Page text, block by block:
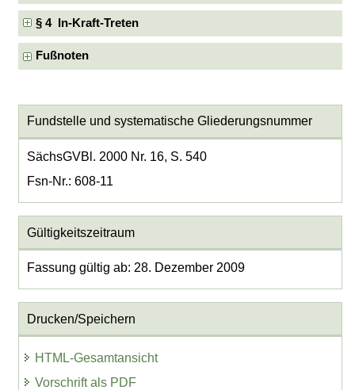
§ 4 In-Kraft-Treten
Fußnoten
Fundstelle und systematische Gliederungsnummer
SächsGVBl. 2000 Nr. 16, S. 540
Fsn-Nr.: 608-11
Gültigkeitszeitraum
Fassung gültig ab: 28. Dezember 2009
Drucken/Speichern
HTML-Gesamtansicht
Vorschrift als PDF